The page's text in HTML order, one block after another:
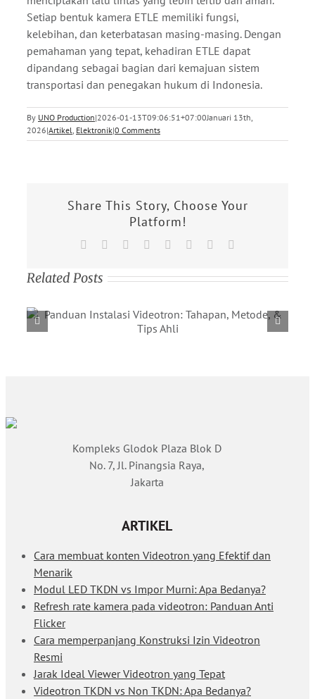
Setiap bentuk kamera ETLE memiliki fungsi,
kelebihan, dan keterbatasan masing-masing. Dengan
pemahaman yang tepat, kehadiran ETLE dapat
dipandang sebagai bagian dari kemajuan sistem
transportasi dan penegakan hukum di Indonesia.
By UNO Production|2026-01-13T09:06:51+07:00Januari 13th,
2026|Artikel, Elektronik|0 Comments
Share This Story, Choose Your
Platform!
Facebook Reddit LinkedIn
TumblrPinterest
Related Posts
Kompleks Glodok Plaza Blok D
No. 7, Jl. Pinangsia Raya,
Jakarta
ARTIKEL
Cara membuat konten Videotron yang Efektif dan
Menarik
Modul LED TKDN vs Impor Murni: Apa Bedanya?
Refresh rate kamera pada videotron: Panduan Anti
Flicker
Cara memperpanjang Konstruksi Izin Videotron
Resmi
Jarak Ideal Viewer Videotron yang Tepat
Videotron TKDN vs Non TKDN: Apa Bedanya?